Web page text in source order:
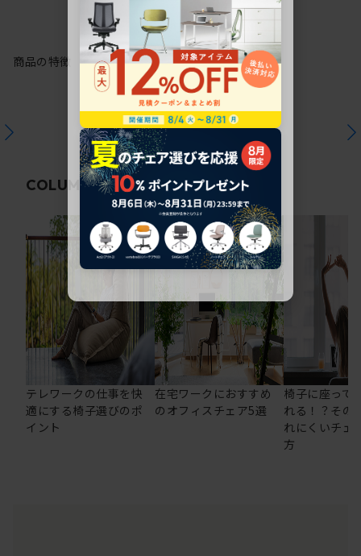
商品の特徴
COLUMN関連コラム
テレワークの仕事を快
適にする椅子選びのポ
イント
在宅ワークにおすすめ
のオフィスチェア5選
椅子に座って
れる！？その
れにくいチェ
方